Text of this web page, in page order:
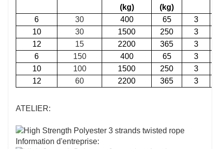
(kg)
(kg)
6 30 400 65 3
10
30 1500 250 3
12
15 2200 365 3
6
150 400 65
3
10
100 1500 250
3
12
60 2200 365 3
ATELIER:
Information d'entreprise: